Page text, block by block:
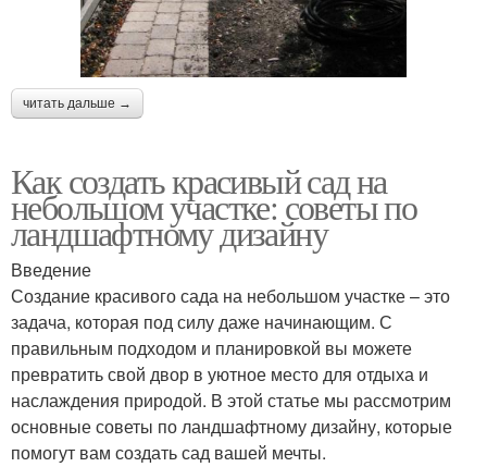
читать дальше →
Как создать красивый сад на
небольшом участке: советы по
ландшафтному дизайну
Введение
Создание красивого сада на небольшом участке – это
задача, которая под силу даже начинающим. С
правильным подходом и планировкой вы можете
превратить свой двор в уютное место для отдыха и
наслаждения природой. В этой статье мы рассмотрим
основные советы по ландшафтному дизайну, которые
помогут вам создать сад вашей мечты.